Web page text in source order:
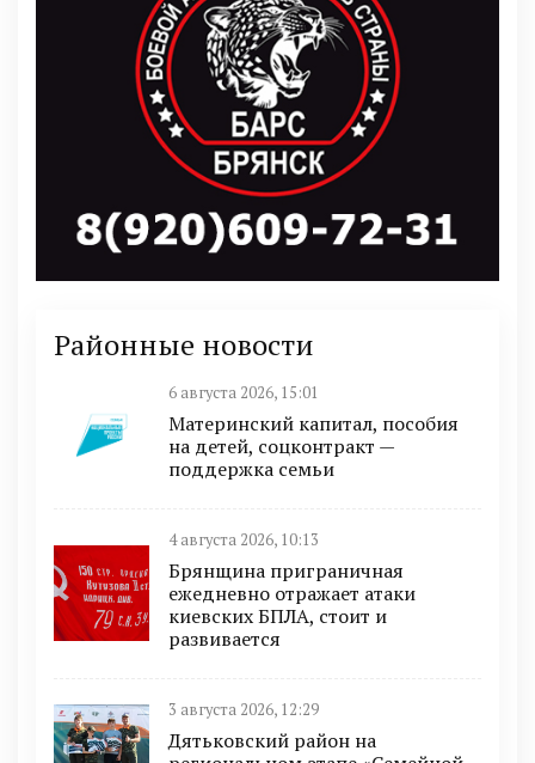
Районные новости
6 августа 2026, 15:01
Материнский капитал, пособия
на детей, соцконтракт —
поддержка семьи
4 августа 2026, 10:13
Брянщина приграничная
ежедневно отражает атаки
киевских БПЛА, стоит и
развивается
3 августа 2026, 12:29
Дятьковский район на